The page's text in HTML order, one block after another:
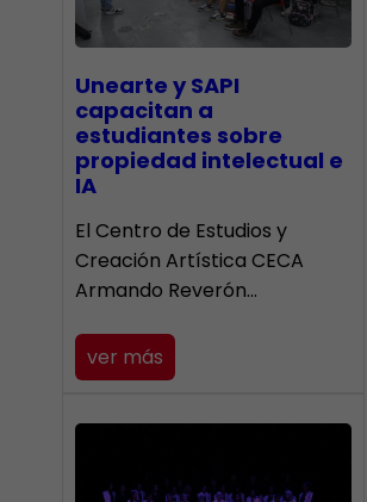
Unearte y SAPI
capacitan a
estudiantes sobre
propiedad intelectual e
IA
El Centro de Estudios y
Creación Artística CECA
Armando Reverón…
ver más